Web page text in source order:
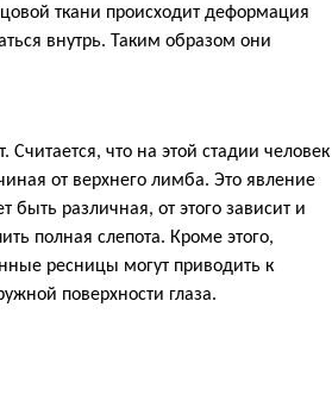
ткани происходит деформация
внутрь. Таким образом они
что на этой стадии человек
от верхнего лимба. Это явление
различная, от этого зависит и
полная слепота. Кроме этого,
ресницы могут приводить к
поверхности глаза.